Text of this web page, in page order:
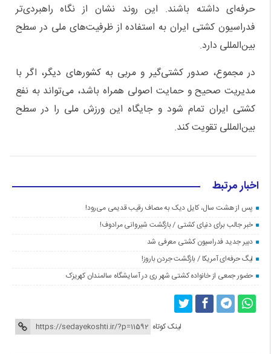
حرفه‌ای داشته باشند. این روند نشان از نگاه راهبردی‌تر
فدراسیون کشتی ایران به استفاده از ظرفیت‌های ملی در سطح
بین‌المللی دارد.
در مجموع، صدور کشتی‌گیر و مربی به کشورهای دیگر، اگر با
مدیریت صحیح و حمایت اصولی همراه باشد، می‌تواند به نفع
کشتی ایران تمام شود و جایگاه این ورزش ملی را در سطح
بین‌المللی تقویت کند.
اخبار مرتبط
پس از هشت سال، کایل دیک به مصاف رقیب قدیمی می‌رود!
خبر جالب برای دنیای کشتی / بازگشت شیروانی مرادوف!
دبیر جدید فدراسیون کشتی معرفی شد
لیگ حرفه‌ای آمریکا / بازگشت جردن باروز!
حضور جمعی از خانواده کشتی شهر ری در آسایشگاه سالمندان کهریزک
لینک کوتاه